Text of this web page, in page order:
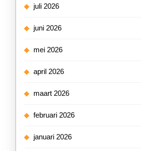
juli 2026
juni 2026
mei 2026
april 2026
maart 2026
februari 2026
januari 2026